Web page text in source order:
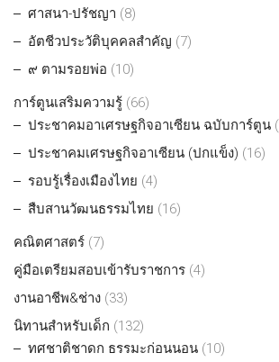
ศาสนา-ปรัชญา (8)
อัตชีวประวัติบุคคลสำคัญ (7)
๙ ตามรอยพ่อ (10)
การ์ตูนเสริมความรู้ (66)
ประชาคมอาเศรษฐกิจอาเซียน ฉบับการ์ตูน
ประชาคมเศรษฐกิจอาเซียน (ปกแข็ง) (16)
รอบรู้เรื่องเมืองไทย (4)
สืบสานวัฒนธรรมไทย (16)
คณิตศาสตร์ (7)
คู่มือเตรียมสอบเข้ารับราชการ (4)
งานอาชีพ&ช่าง (33)
นิทานสำหรับเด็ก (132)
ทศชาติชาดก ธรรมะก่อนนอน (10)